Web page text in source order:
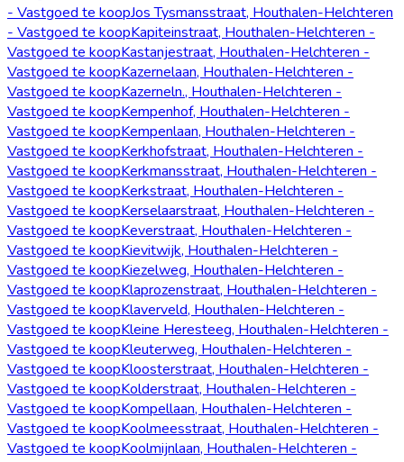
- Vastgoed te koopJos Tysmansstraat, Houthalen-Helchteren
- Vastgoed te koopKapiteinstraat, Houthalen-Helchteren -
Vastgoed te koopKastanjestraat, Houthalen-Helchteren -
Vastgoed te koopKazernelaan, Houthalen-Helchteren -
Vastgoed te koopKazerneln., Houthalen-Helchteren -
Vastgoed te koopKempenhof, Houthalen-Helchteren -
Vastgoed te koopKempenlaan, Houthalen-Helchteren -
Vastgoed te koopKerkhofstraat, Houthalen-Helchteren -
Vastgoed te koopKerkmansstraat, Houthalen-Helchteren -
Vastgoed te koopKerkstraat, Houthalen-Helchteren -
Vastgoed te koopKerselaarstraat, Houthalen-Helchteren -
Vastgoed te koopKeverstraat, Houthalen-Helchteren -
Vastgoed te koopKievitwijk, Houthalen-Helchteren -
Vastgoed te koopKiezelweg, Houthalen-Helchteren -
Vastgoed te koopKlaprozenstraat, Houthalen-Helchteren -
Vastgoed te koopKlaverveld, Houthalen-Helchteren -
Vastgoed te koopKleine Heresteeg, Houthalen-Helchteren -
Vastgoed te koopKleuterweg, Houthalen-Helchteren -
Vastgoed te koopKloosterstraat, Houthalen-Helchteren -
Vastgoed te koopKolderstraat, Houthalen-Helchteren -
Vastgoed te koopKompellaan, Houthalen-Helchteren -
Vastgoed te koopKoolmeesstraat, Houthalen-Helchteren -
Vastgoed te koopKoolmijnlaan, Houthalen-Helchteren -